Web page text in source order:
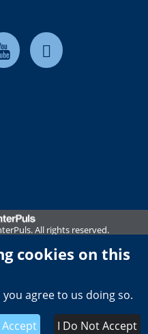
All rights reserved.
Notice
of Sale
cookies on this
agree to us doing so.
Accept I Do Not Accept